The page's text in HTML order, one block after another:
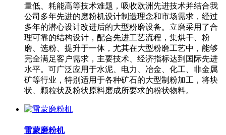
量低、耗能高等技术难题，吸收欧洲先进技术并结合我
公司多年先进的磨粉机设计制造理念和市场需求，经过
多年的潜心设计改进后的大型粉磨设备。立磨采用了合
理可靠的结构设计，配合先进工艺流程，集烘干、粉
磨、选粉、提升于一体，尤其在大型粉磨工艺中，能够
完全满足客户需求，主要技术、经济指标达到国际先进
水平。可广泛应用于水泥、电力、冶金、化工、非金属
矿等行业，特别适用于各种矿石的大型制粉加工，将块
状、颗粒状及粉状原料磨成所要求的粉状物料。
雷蒙磨粉机